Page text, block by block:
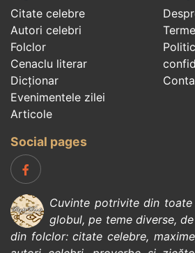
Citate celebre
Autori celebri
Folclor
Cenaclu literar
Dicționar
Evenimentele zilei
Articole
Social pages
Cuvinte potrivite din
globul, pe teme diverse,
din folclor:citate celebre, maxime